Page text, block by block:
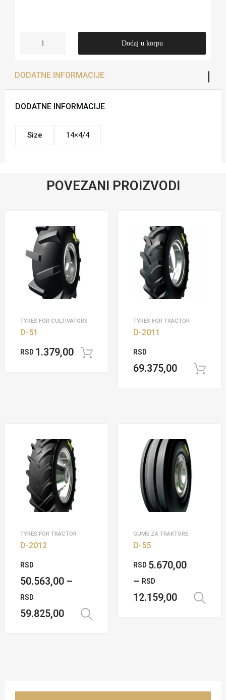
Dodaj u korpu
DODATNE INFORMACIJE
DODATNE INFORMACIJE
Size 14×4/4
POVEZANI PROIZVODI
TYRES FOR CULTIVATORS
D-51
RSD 1.379,00 Dodaj u korpu
TYRES FOR TRACTOR
D-2011
RSD
69.375,00
TYRES FOR TRACTOR
D-2012
RSD
50.563,00 –
RSD
59.825,00
GUME ZA TRAKTORE
D-55
RSD 5.670,00
– RSD
12.159,00